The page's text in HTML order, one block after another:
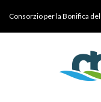
Consorzio per la Bonifica